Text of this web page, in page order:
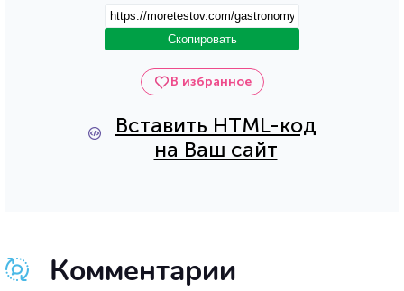
В избранное
Вставить HTML-код
на Ваш сайт
Скопировать
Комментарии